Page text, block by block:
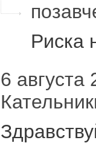
Риска
6 августа